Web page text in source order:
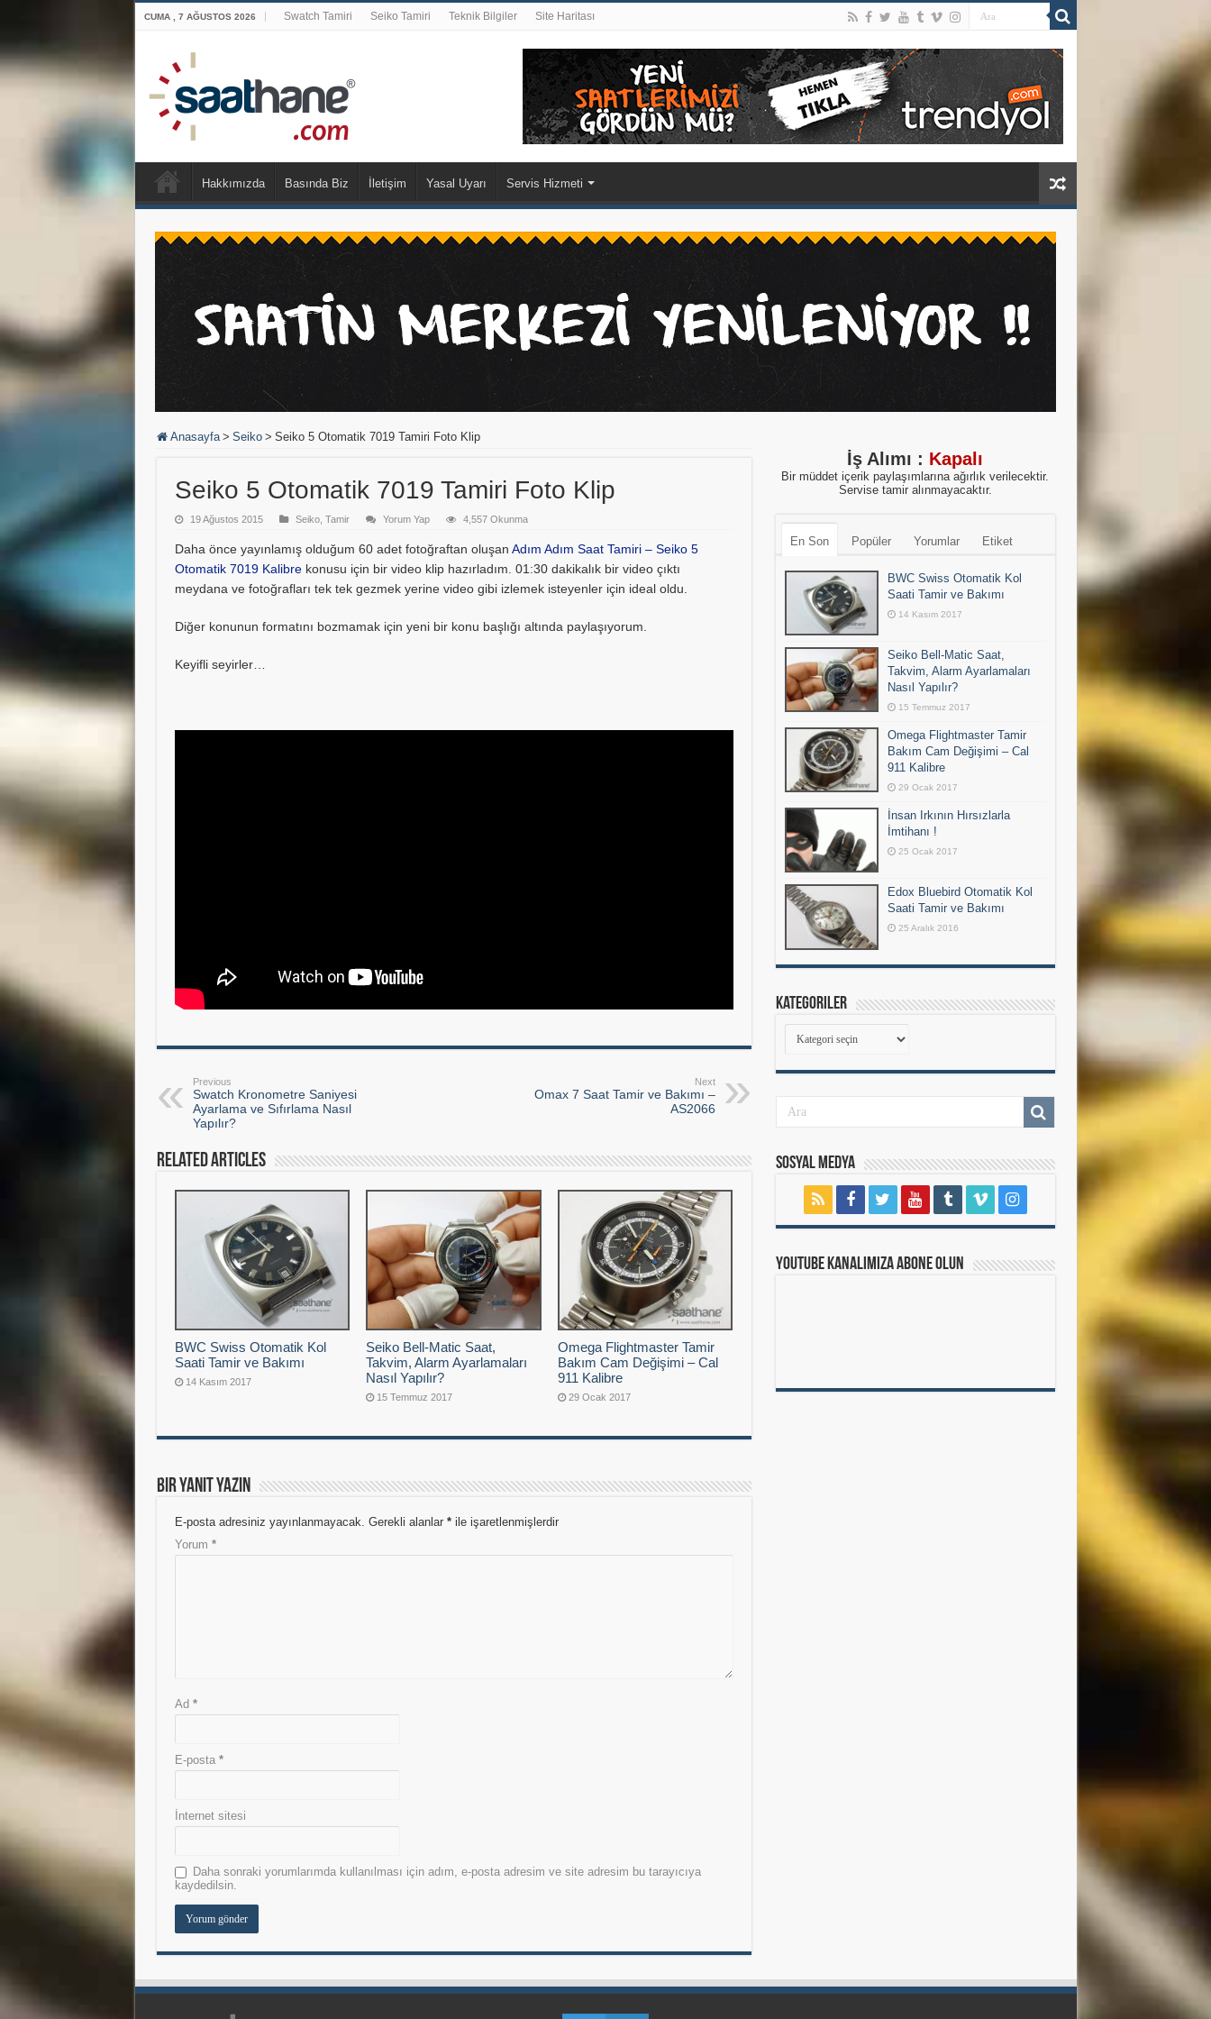
CUMA , 7 AĞUSTOS 2026 Swatch Tamiri Seiko Tamiri Teknik Bilgiler Site Haritası
Hakkımızda Basında Biz İletişim Yasal Uyarı Servis Hizmeti
Anasayfa > Seiko > Seiko 5 Otomatik 7019 Tamiri Foto Klip
Seiko 5 Otomatik 7019 Tamiri Foto Klip
19 Ağustos 2015 Seiko, Tamir Yorum Yap 4,557 Okunma
Daha önce yayınlamış olduğum 60 adet fotoğraftan oluşan Adım Adım Saat Tamiri – Seiko 5
Otomatik 7019 Kalibrekonusu için bir video klip hazırladım. 01:30 dakikalık bir video çıktı
meydana ve fotoğrafları tek tek gezmek yerine video gibi izlemek isteyenler için ideal oldu.
Diğer konunun formatını bozmamak için yeni bir konu başlığı altında paylaşıyorum.
Keyifli seyirler…
Previous
Swatch Kronometre Saniyesi
Ayarlama ve Sıfırlama Nasıl
Yapılır?
Next
Omax 7 Saat Tamir ve Bakımı –
AS2066
Related Articles
BWC Swiss Otomatik Kol
Saati Tamir ve Bakımı
14 Kasım 2017
Seiko Bell-Matic Saat,
Takvim, Alarm Ayarlamaları
Nasıl Yapılır?
15 Temmuz 2017
Omega Flightmaster Tamir
Bakım Cam Değişimi – Cal
911 Kalibre
29 Ocak 2017
Bir yanıt yazın
E-posta adresiniz yayınlanmayacak. Gerekli alanlar *ile işaretlenmişlerdir
Yorum *
Ad *
E-posta *
İnternet sitesi
Daha sonraki yorumlarımda kullanılması için adım, e-posta adresim ve site adresim bu tarayıcıya
kaydedilsin.
İş Alımı : Kapalı
Bir müddet içerik paylaşımlarına ağırlık verilecektir.
Servise tamir alınmayacaktır.
En Son Popüler Yorumlar Etiket
BWC Swiss Otomatik Kol
Saati Tamir ve Bakımı
14 Kasım 2017
Seiko Bell-Matic Saat,
Takvim, Alarm Ayarlamaları
Nasıl Yapılır?
15 Temmuz 2017
Omega Flightmaster Tamir
Bakım Cam Değişimi – Cal
911 Kalibre
29 Ocak 2017
İnsan Irkının Hırsızlarla
İmtihanı !
25 Ocak 2017
Edox Bluebird Otomatik Kol
Saati Tamir ve Bakımı
25 Aralık 2016
Kategoriler
Kategoriler
Sosyal Medya
Youtube Kanalımıza Abone Olun